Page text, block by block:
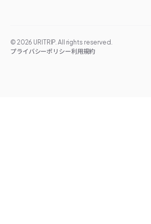
© 2026 URITRIP. All rights reserved.
プライバシーポリシー利用規約